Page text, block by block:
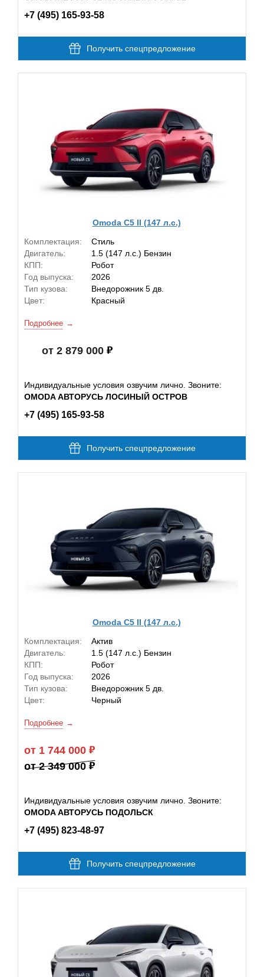
+7 (495) 165-93-58
Получить спецпредложение
Omoda C5 II (147 л.с.)
Комплектация:
Стиль
Двигатель:
1.5 (147 л.с.) Бензин
КПП:
Робот
Год выпуска:
2026
Тип кузова:
Внедорожник 5 дв.
Цвет:
Красный
Подробнее
от 2 879 000
Индивидуальные условия озвучим лично. Звоните:
OMODA АВТОРУСЬ ЛОСИНЫЙ ОСТРОВ
+7 (495) 165-93-58
Получить спецпредложение
Omoda C5 II (147 л.с.)
Комплектация:
Актив
Двигатель:
1.5 (147 л.с.) Бензин
КПП:
Робот
Год выпуска:
2026
Тип кузова:
Внедорожник 5 дв.
Цвет:
Черный
Подробнее
от 1 744 000
от 2 349 000
Индивидуальные условия озвучим лично. Звоните:
OMODA АВТОРУСЬ ПОДОЛЬСК
+7 (495) 823-48-97
Получить спецпредложение